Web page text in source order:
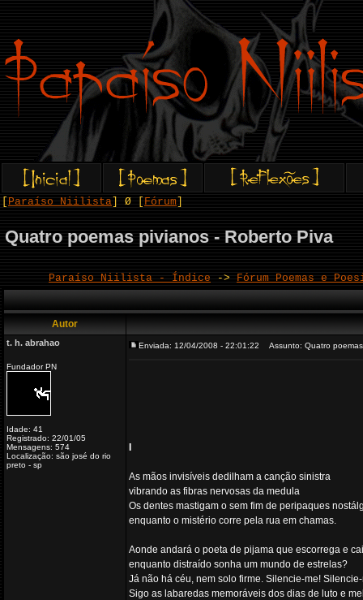
Paraíso Niilista ] Ø [ Fórum
Quatro poemas pivianos - Roberto Piva
Paraíso Niilista - Índice -> Fórum Poemas e
Autor
t. h. abrahao
Fundador PN
Idade: 41
Registrado: 22/01/05
Mensagens: 574
Localização: são josé do rio
preto - sp
Enviada: 12/04/2008 - 22:01:22 Assunto: Quatro
As mãos invisíveis dedilham a canção sinistra
vibrando as fibras nervosas da medula
Os dentes mastigam o sem fim de peripaques
enquanto o mistério corre pela rua em chamas.
Aonde andará o poeta de pijama que escorrega e
enquanto distraído sonha um mundo de estrelas?
Já não há céu, nem solo firme. Silencie-me!
Sigo as labaredas memoráveis dos dias de luto e